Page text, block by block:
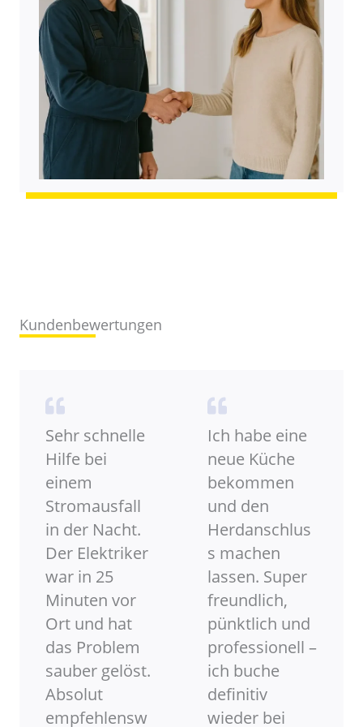
Kundenbewertungen
Sehr schnelle
Hilfe bei
einem
Stromausfall
in der Nacht.
Der Elektriker
war in 25
Minuten vor
Ort und hat
das Problem
sauber gelöst.
Absolut
empfehlensw
Ich habe eine
neue Küche
bekommen
und den
Herdanschlus
s machen
lassen. Super
freundlich,
pünktlich und
professionell –
ich buche
definitiv
wieder bei